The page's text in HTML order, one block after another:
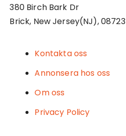
380 Birch Bark Dr
Brick, New Jersey(NJ), 08723
Kontakta oss
Annonsera hos oss
Om oss
Privacy Policy